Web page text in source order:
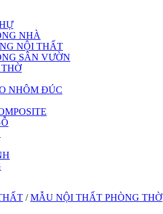
NHÀ
NỘI THẤT
SÂN VƯỜN
NHÔM ĐÚC
/MẪU NỘI THẤT PHÒNG THỜ